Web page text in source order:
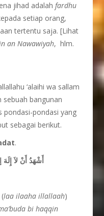
jihad adalahfardhu
setiap orang,
tertentu saja. [Lihat
an Nawawiyah, hlm.
‘alaihi wa sallam
sebuah bangunan
pondasi-pondasi yang
sebagai berikut.
.
أَشْهَدُ أَنْ لاَ
(laa ilaaha illallaah)
bi haqqin